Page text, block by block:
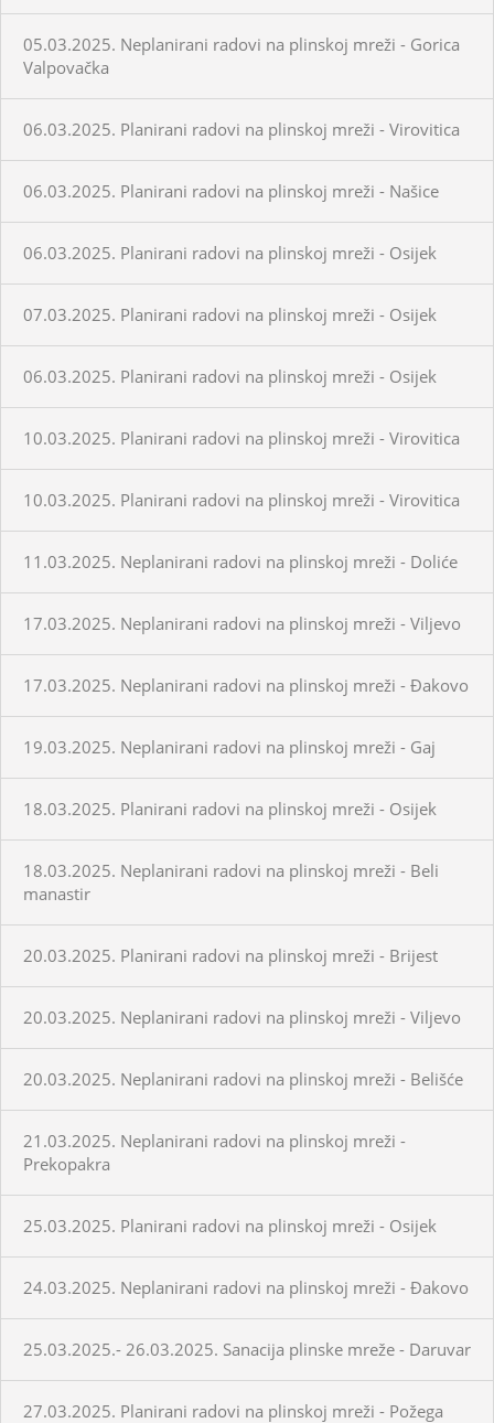
05.03.2025. Neplanirani radovi na plinskoj mreži - Gorica
Valpovačka
06.03.2025. Planirani radovi na plinskoj mreži - Virovitica
06.03.2025. Planirani radovi na plinskoj mreži - Našice
06.03.2025. Planirani radovi na plinskoj mreži - Osijek
07.03.2025. Planirani radovi na plinskoj mreži - Osijek
06.03.2025. Planirani radovi na plinskoj mreži - Osijek
10.03.2025. Planirani radovi na plinskoj mreži - Virovitica
10.03.2025. Planirani radovi na plinskoj mreži - Virovitica
11.03.2025. Neplanirani radovi na plinskoj mreži - Doliće
17.03.2025. Neplanirani radovi na plinskoj mreži - Viljevo
17.03.2025. Neplanirani radovi na plinskoj mreži - Đakovo
19.03.2025. Neplanirani radovi na plinskoj mreži - Gaj
18.03.2025. Planirani radovi na plinskoj mreži - Osijek
18.03.2025. Neplanirani radovi na plinskoj mreži - Beli
manastir
20.03.2025. Planirani radovi na plinskoj mreži - Brijest
20.03.2025. Neplanirani radovi na plinskoj mreži - Viljevo
20.03.2025. Neplanirani radovi na plinskoj mreži - Belišće
21.03.2025. Neplanirani radovi na plinskoj mreži -
Prekopakra
25.03.2025. Planirani radovi na plinskoj mreži - Osijek
24.03.2025. Neplanirani radovi na plinskoj mreži - Đakovo
25.03.2025.- 26.03.2025. Sanacija plinske mreže - Daruvar
27.03.2025. Planirani radovi na plinskoj mreži - Požega